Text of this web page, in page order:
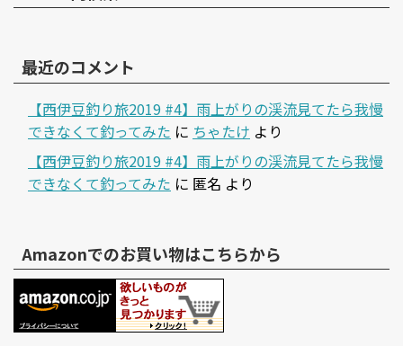
最近のコメント
【西伊豆釣り旅2019 #4】雨上がりの渓流見てたら我慢
できなくて釣ってみた に ちゃたけ より
【西伊豆釣り旅2019 #4】雨上がりの渓流見てたら我慢
できなくて釣ってみた に 匿名 より
Amazonでのお買い物はこちらから